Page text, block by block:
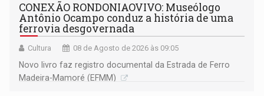
CONEXÃO RONDONIAOVIVO: Museólogo
Antônio Ocampo conduz a história de uma
ferrovia desgovernada
Cultura 08 de Agosto de 2026 às 09:05
Novo livro faz registro documental da Estrada de Ferro
Madeira-Mamoré (EFMM)